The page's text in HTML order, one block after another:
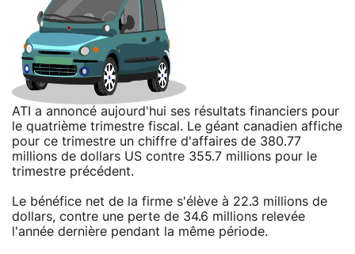
ATI a annoncé aujourd'hui ses résultats financiers pour
le quatrième trimestre fiscal. Le géant canadien affiche
pour ce trimestre un chiffre d'affaires de 380.77
millions de dollars US contre 355.7 millions pour le
trimestre précédent.
Le bénéfice net de la firme s'élève à 22.3 millions de
dollars, contre une perte de 34.6 millions relevée
l'année dernière pendant la même période.